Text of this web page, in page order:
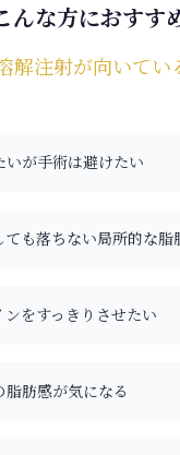
んな方におすす
解注射が向いてい
いが手術は避けたい
ても落ちない局所的な脂
ンをすっきりさせたい
肪感が気になる